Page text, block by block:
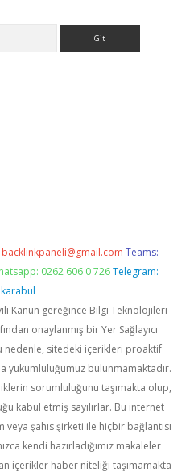
backlinkpaneli@gmail.com Teams:
0262 606 0 726 Telegram:
Kanun gereğince Bilgi Teknolojileri
onaylanmış bir Yer Sağlayıcı
nedenle, sitedeki içerikleri proaktif
yükümlülüğümüz bulunmamaktadır.
sorumluluğunu taşımakta olup,
kabul etmiş sayılırlar. Bu internet
şahıs şirketi ile hiçbir bağlantısı
kendi hazırladığımız makaleler
içerikler haber niteliği taşımamakta